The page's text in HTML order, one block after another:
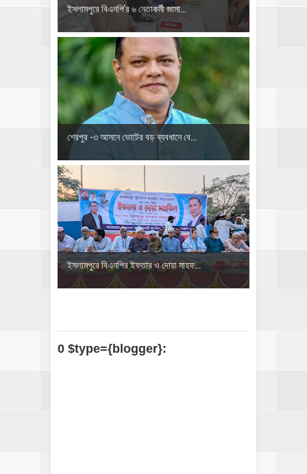
ইসলামপুরে বিএনপি'র ৬ নেতাকর্মী জামা...
শেরপুর -৩ আসনে ভোটের বড় ব্যবধানে বে...
ইসলামপুরে বিএনপির ইফতার ও দোয়া মাহফ...
0 $type={blogger}: